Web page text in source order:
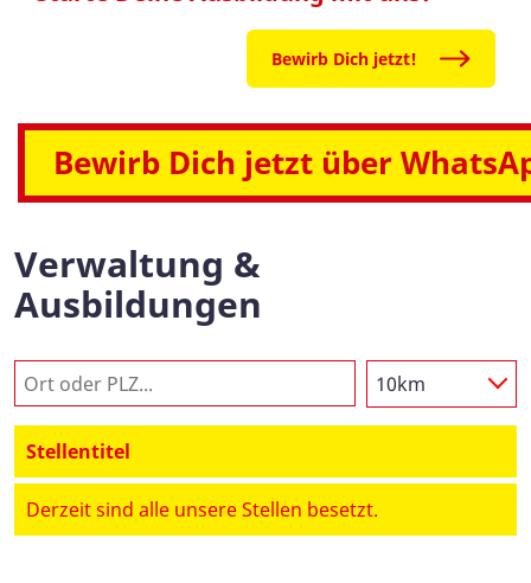
Bewirb Dich jetzt!
Bewirb Dich jetzt über
Verwaltung &
Ausbildungen
10km
Stellentitel
Derzeit sind alle unsere Stellen besetzt.